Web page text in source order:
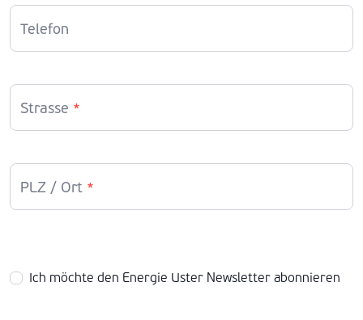
Telefon
Strasse *
PLZ / Ort *
Ich möchte den Energie Uster Newsletter abonnieren